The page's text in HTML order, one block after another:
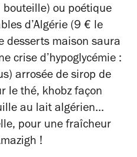
ou poétique
d’Algérie (9 € le
desserts maison saura
crise d’hypoglycémie :
arrosée de sirop de
le thé, khobz façon
au lait algérien…
pour une fraîcheur
!